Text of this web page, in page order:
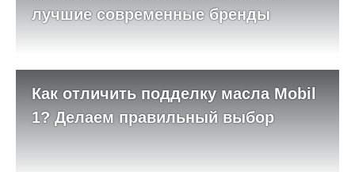
лучшие современные бренды
Как отличить подделку масла Mobil
1? Делаем правильный выбор